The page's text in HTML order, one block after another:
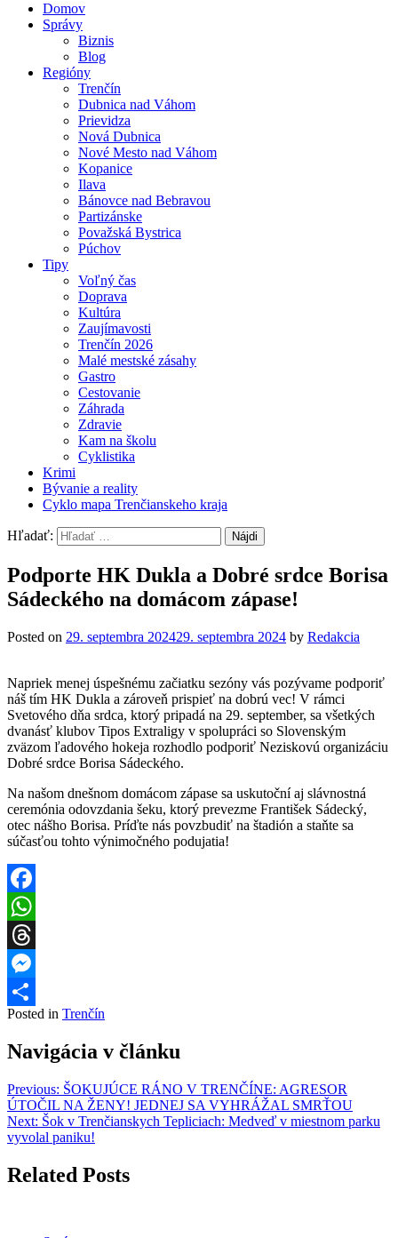
Domov
Správy
Biznis
Blog
Regióny
Trenčín
Dubnica nad Váhom
Prievidza
Nová Dubnica
Nové Mesto nad Váhom
Kopanice
Ilava
Bánovce nad Bebravou
Partizánske
Považská Bystrica
Púchov
Tipy
Voľný čas
Doprava
Kultúra
Zaujímavosti
Trenčín 2026
Malé mestské zásahy
Gastro
Cestovanie
Záhrada
Zdravie
Kam na školu
Cyklistika
Krimi
Bývanie a reality
Cyklo mapa Trenčianskeho kraja
Hľadať:
Podporte HK Dukla a Dobré srdce Borisa
Sádeckého na domácom zápase!
Posted on 29. septembra 202429. septembra 2024 by Redakcia
Napriek menej úspešnému začiatku sezóny vás pozývame podporiť
náš tím HK Dukla a zároveň prispieť na dobrú vec! V rámci
Svetového dňa srdca, ktorý pripadá na 29. september, sa všetkých
dvanásť klubov Tipos Extraligy v spolupráci so Slovenským
zväzom ľadového hokeja rozhodlo podporiť Neziskovú organizáciu
Dobré srdce Borisa Sádeckého.
Na našom dnešnom domácom zápase sa uskutoční aj slávnostná
ceremónia odovzdania šeku, ktorý prevezme František Sádecký,
otec nášho Borisa. Príďte nás povzbudiť na štadión a staňte sa
súčasťou tohto výnimočného podujatia!
Facebook
WhatsApp
Threads
Messenger
Share
Posted in Trenčín
Navigácia v článku
Previous: ŠOKUJÚCE RÁNO V TRENČÍNE: AGRESOR
ÚTOČIL NA ŽENY! JEDNEJ SA VYHRÁŽAL SMRŤOU
Next: Šok v Trenčianskych Tepliciach: Medveď v miestnom parku
vyvolal paniku!
Related Posts